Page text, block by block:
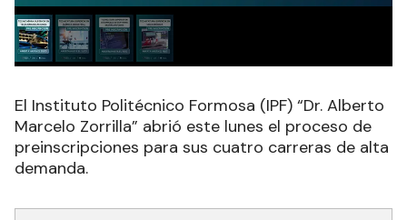
El Instituto Politécnico Formosa (IPF) “Dr. Alberto
Marcelo Zorrilla” abrió este lunes el proceso de
preinscripciones para sus cuatro carreras de alta
demanda.